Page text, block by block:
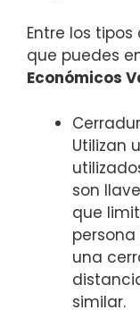
Entre los tipos
que puedes
Económicos
Utilizan
son
que
una
similar.